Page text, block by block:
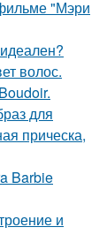
"Мэри
волос.
для
прическа,
Barbie
и